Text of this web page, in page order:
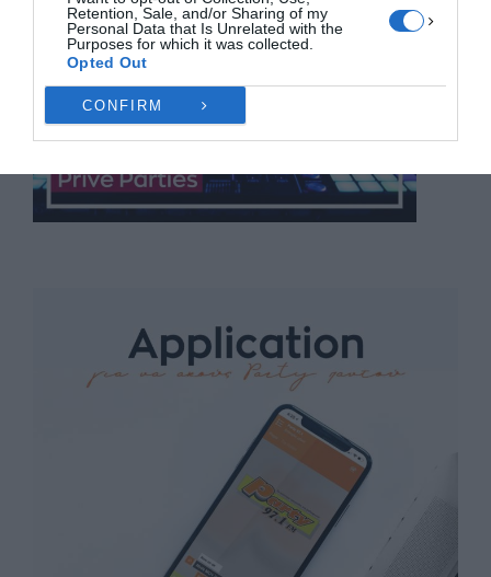
Retention, Sale, and/or Sharing of my
Personal Data that Is Unrelated with the
Purposes for which it was collected.
Opted Out
CONFIRM